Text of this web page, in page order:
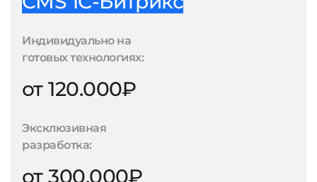
Индивидуально на
готовых технологиях:
от 120.000₽
Эксклюзивная
разработка:
от 300.000₽